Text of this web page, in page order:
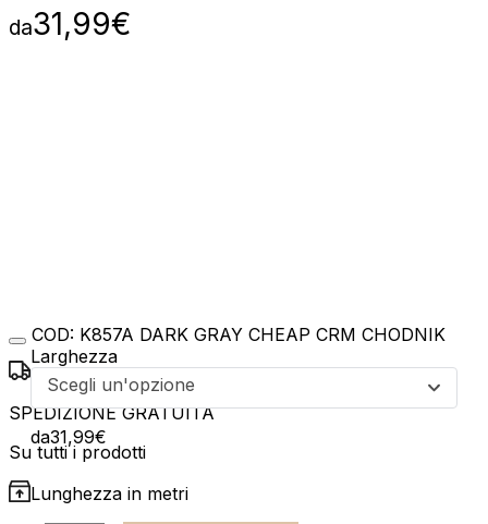
da31,99€
Larghezza
Scegli un'opzione
da31,99€
Lunghezza in metri
COD: K857A DARK GRAY CHEAP CRM CHODNIK
SPEDIZIONE GRATUITA
Su tutti i prodotti